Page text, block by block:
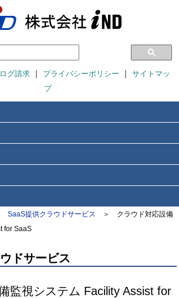
グ請求｜ プライバシーポリシー ｜ サイトマッ
プ
SaaS提供クラウドサービス ＞ クラウド対応設備
for SaaS
ドサービス
監視システム Facility Assist for